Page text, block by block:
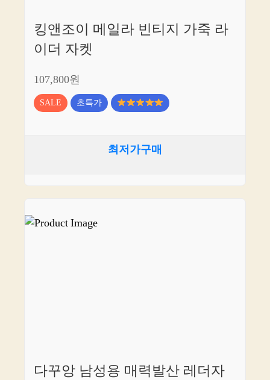
킹앤조이 메일라 빈티지 가죽 라
이더 자켓
107,800원
SALE 초특가
최저가구매
다꾸앙 남성용 매력발산 레더자